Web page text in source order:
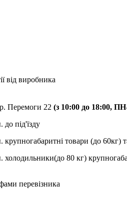
від виробника
Перемоги 22 (з 10:00 до 18:00,
до під'їзду
крупногабаритні товари (до 60кг)
холодильники(до 80 кг)
перевізника